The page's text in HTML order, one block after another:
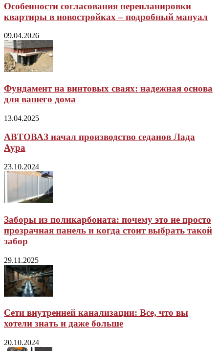
Особенности согласования перепланировки
квартиры в новостройках – подробный мануал
09.04.2026
Фундамент на винтовых сваях: надежная основа
для вашего дома
13.04.2025
АВТОВАЗ начал производство седанов Лада
Аура
23.10.2024
Заборы из поликарбоната: почему это не просто
прозрачная панель и когда стоит выбрать такой
забор
29.11.2025
Сети внутренней канализации: Все, что вы
хотели знать и даже больше
20.10.2024